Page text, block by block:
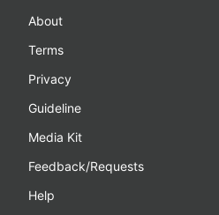
About
Terms
Privacy
Guideline
Media Kit
Feedback/Requests
Help